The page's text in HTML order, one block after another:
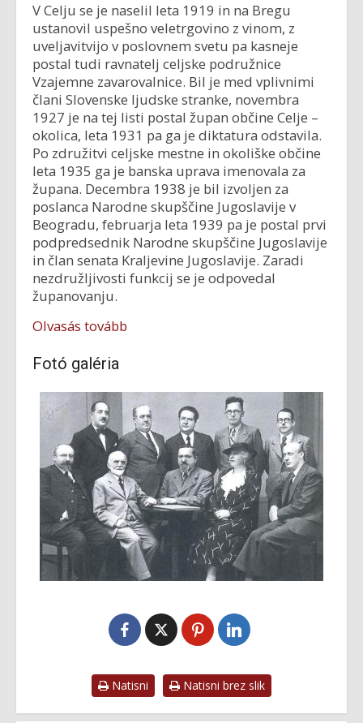
V Celju se je naselil leta 1919 in na Bregu
ustanovil uspešno veletrgovino z vinom, z
uveljavitvijo v poslovnem svetu pa kasneje
postal tudi ravnatelj celjske podružnice
Vzajemne zavarovalnice. Bil je med vplivnimi
člani Slovenske ljudske stranke, novembra
1927 je na tej listi postal župan občine Celje –
okolica, leta 1931 pa ga je diktatura odstavila.
Po združitvi celjske mestne in okoliške občine
leta 1935 ga je banska uprava imenovala za
župana. Decembra 1938 je bil izvoljen za
poslanca Narodne skupščine Jugoslavije v
Beogradu, februarja leta 1939 pa je postal prvi
podpredsednik Narodne skupščine Jugoslavije
in član senata Kraljevine Jugoslavije. Zaradi
nezdružljivosti funkcij se je odpovedal
županovanju.
Olvasás tovább
Fotó galéria
Natisni Natisni brez slik